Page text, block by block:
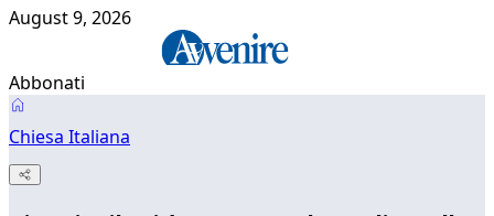
August 9, 2026
Abbonati
Chiesa Italiana